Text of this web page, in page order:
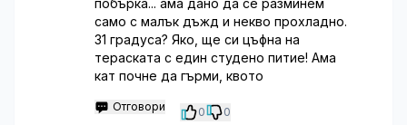
побърка... ама дано да се разминем
само с малък дъжд и некво прохладно.
31 градуса? Яко, ще си цъфна на
тераската с един студено питие! Ама
кат почне да гърми, квото
Отговори 0 0